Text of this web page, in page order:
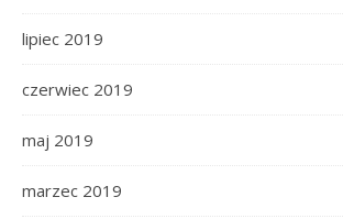
lipiec 2019
czerwiec 2019
maj 2019
marzec 2019